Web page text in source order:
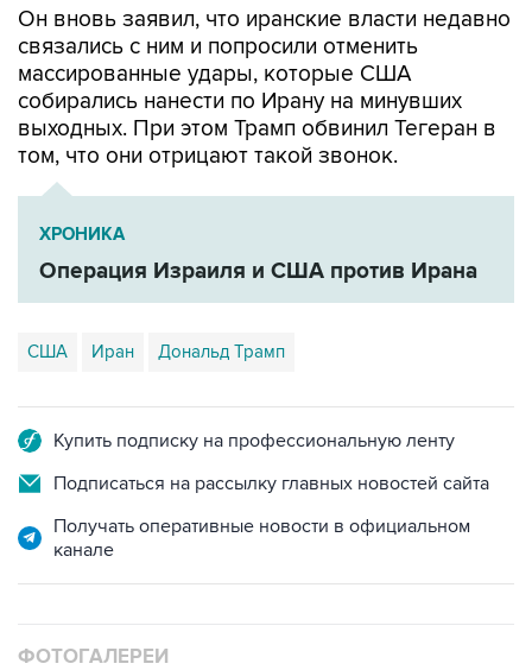
Он вновь заявил, что иранские власти недавно
связались с ним и попросили отменить
массированные удары, которые США
собирались нанести по Ирану на минувших
выходных. При этом Трамп обвинил Тегеран в
том, что они отрицают такой звонок.
ХРОНИКА
Операция Израиля и США против Ирана
США Иран Дональд Трамп
Купить подписку на профессиональную ленту
Подписаться на рассылку главных новостей сайта
Получать оперативные новости в официальном
канале
ФОТОГАЛЕРЕИ